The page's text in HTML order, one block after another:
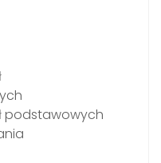
podstawowych